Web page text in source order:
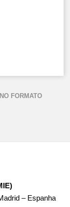
FORMATO
– Espanha